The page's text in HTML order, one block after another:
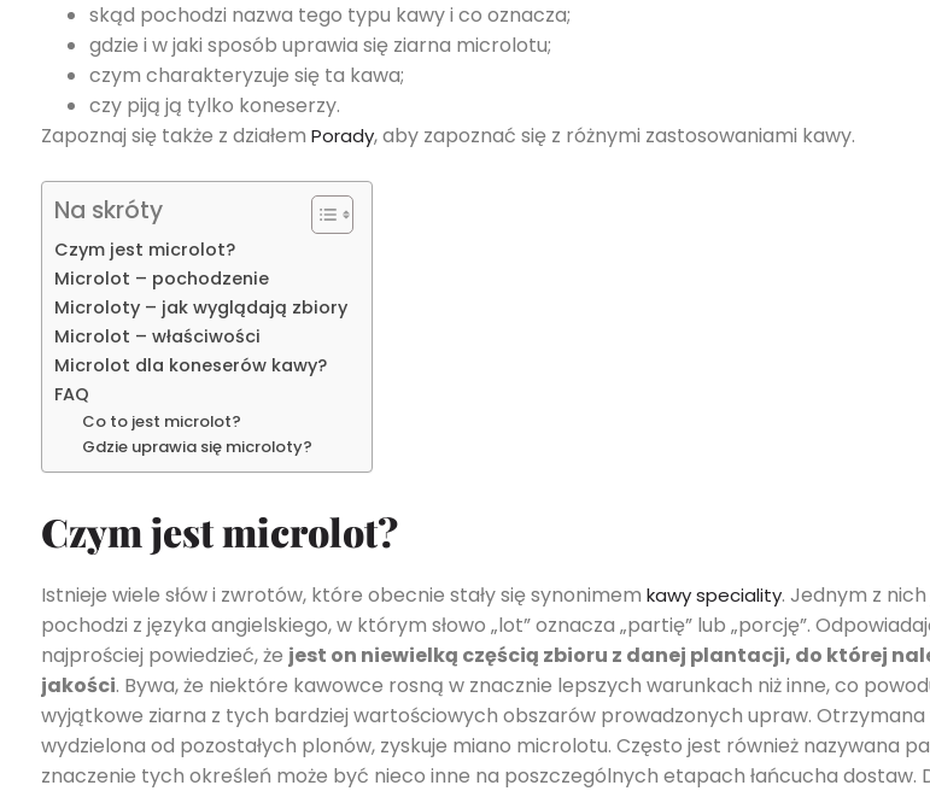
skąd pochodzi nazwa tego typu kawy i co oznacza;
gdzie i w jaki sposób uprawia się ziarna microlotu;
czym charakteryzuje się ta kawa;
czy piją ją tylko koneserzy.
Zapoznaj się także z działem Porady, aby zapoznać się z różnymi zastosowaniami kawy.
Na skróty
Czym jest microlot?
Microlot – pochodzenie
Microloty – jak wyglądają zbiory
Microlot – właściwości
Microlot dla koneserów kawy?
FAQ
Co to jest microlot?
Gdzie uprawia się microloty?
Czym jest microlot?
Istnieje wiele słów i zwrotów, które obecnie stały się synonimem kawy speciality. Jednym z
pochodzi z języka angielskiego, w którym słowo „lot” oznacza „partię” lub „porcję”.
najprościej powiedzieć, że jest on niewielką częścią zbioru z danej plantacji, do której
jakości. Bywa, że niektóre kawowce rosną w znacznie lepszych warunkach niż inne, co
wyjątkowe ziarna z tych bardziej wartościowych obszarów prowadzonych upraw.
wydzielona od pozostałych plonów, zyskuje miano microlotu. Często jest również nazywana
znaczenie tych określeń może być nieco inne na poszczególnych etapach łańcucha